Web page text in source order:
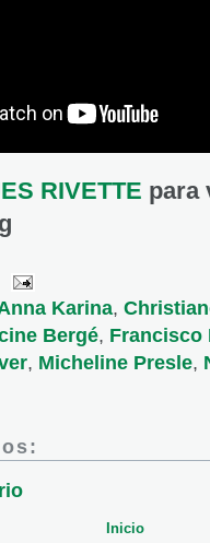
RIVETTE para
Karina,
Bergé, Francisco
, Micheline Presle,
Inicio